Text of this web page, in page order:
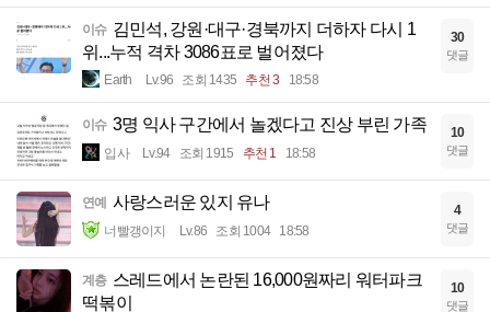
이슈 김민석, 강원·대구·경북까지 더하자 다시 1
위...누적 격차 3086표로 벌어졌다
Earth Lv.96 조회 1435 추천 3 18:58
30
댓글
이슈 3명 익사 구간에서 놀겠다고 진상 부린 가족
입사 Lv.94 조회 1915 추천 1 18:58
10
댓글
연예 사랑스러운 있지 유나
너빨갱이지 Lv.86 조회 1004 18:58
4
댓글
계층 스레드에서 논란된 16,000원짜리 워터파크
떡볶이
10
댓글